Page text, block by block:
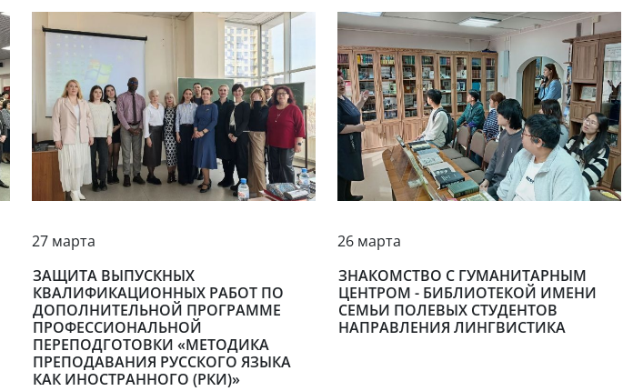
27 марта
ЗАЩИТА ВЫПУСКНЫХ
КВАЛИФИКАЦИОННЫХ РАБОТ ПО
ДОПОЛНИТЕЛЬНОЙ ПРОГРАММЕ
ПРОФЕССИОНАЛЬНОЙ
ПЕРЕПОДГОТОВКИ «МЕТОДИКА
ПРЕПОДАВАНИЯ РУССКОГО ЯЗЫКА
КАК ИНОСТРАННОГО (РКИ)»
26 марта
ЗНАКОМСТВО С ГУМАНИТАРНЫМ
ЦЕНТРОМ - БИБЛИОТЕКОЙ ИМЕНИ
СЕМЬИ ПОЛЕВЫХ СТУДЕНТОВ
НАПРАВЛЕНИЯ ЛИНГВИСТИКА